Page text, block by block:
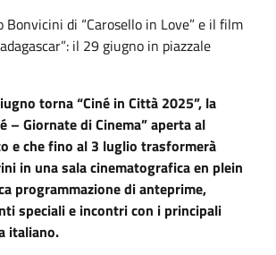
Bonvicini di “Carosello in Love” e il film
il 29 giugno in piazzale
torna “Ciné in Città 2025”, la
– Giornate di Cinema” aperta al
e che fino al 3 luglio trasformerà
in una sala cinematografica en plein
programmazione di anteprime,
speciali e incontri con i principali
italiano.